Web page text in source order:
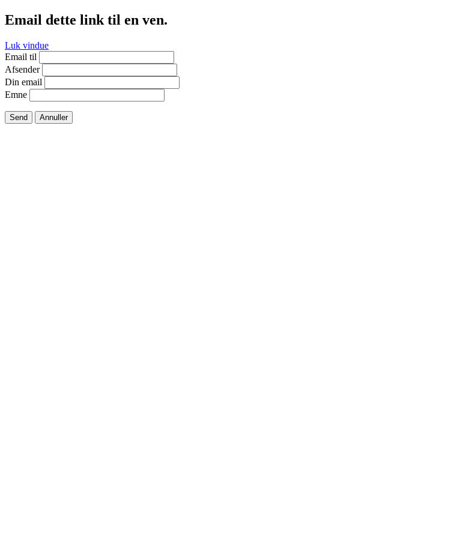
Email dette link til en ven.
Luk vindue
Email til
Afsender
Din email
Emne
Send Annuller